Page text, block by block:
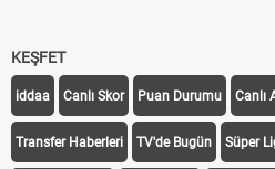
KEŞFET
iddaa Canlı Skor Puan Durumu Canlı
Transfer Haberleri TV'de Bugün Süper